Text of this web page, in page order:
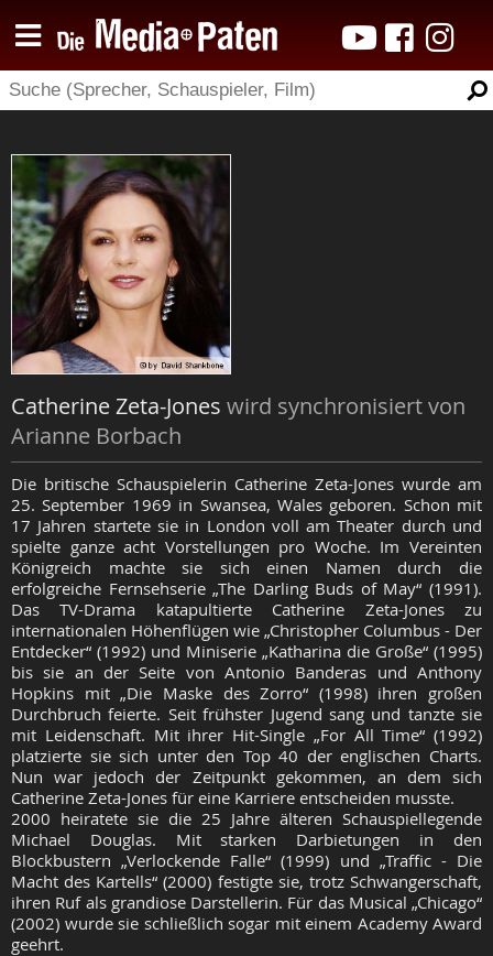
Catherine Zeta-Jones wird synchronisiert von
Arianne Borbach
Die britische Schauspielerin Catherine Zeta-Jones wurde am
25. September 1969 in Swansea, Wales geboren. Schon mit
17 Jahren startete sie in London voll am Theater durch und
spielte ganze acht Vorstellungen pro Woche. Im Vereinten
Königreich machte sie sich einen Namen durch die
erfolgreiche Fernsehserie „The Darling Buds of May“ (1991).
Das TV-Drama katapultierte Catherine Zeta-Jones zu
internationalen Höhenflügen wie „Christopher Columbus - Der
Entdecker“ (1992) und Miniserie „Katharina die Große“ (1995)
bis sie an der Seite von Antonio Banderas und Anthony
Hopkins mit „Die Maske des Zorro“ (1998) ihren großen
Durchbruch feierte. Seit frühster Jugend sang und tanzte sie
mit Leidenschaft. Mit ihrer Hit-Single „For All Time“ (1992)
platzierte sie sich unter den Top 40 der englischen Charts.
Nun war jedoch der Zeitpunkt gekommen, an dem sich
Catherine Zeta-Jones für eine Karriere entscheiden musste.
2000 heiratete sie die 25 Jahre älteren Schauspiellegende
Michael Douglas. Mit starken Darbietungen in den
Blockbustern „Verlockende Falle“ (1999) und „Traffic - Die
Macht des Kartells“ (2000) festigte sie, trotz Schwangerschaft,
ihren Ruf als grandiose Darstellerin. Für das Musical „Chicago“
(2002) wurde sie schließlich sogar mit einem Academy Award
geehrt.